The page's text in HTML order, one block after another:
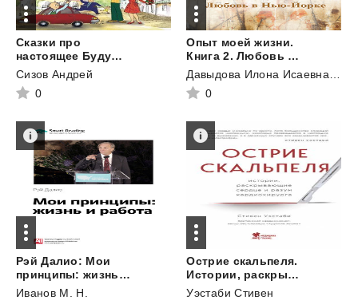
Сказки про
настоящее Будущее
Сизов Андрей
0
Опыт моей жизни.
Книга 2. Любовь в Нью-Йорке
0
Рэй Далио: Мои
принципы: жизнь и работа. Саммари
Иванов М. Н.
Острие скальпеля.
Истории, раскрывающие сердце и разум кардиохирурга
Уэстаби Стивен